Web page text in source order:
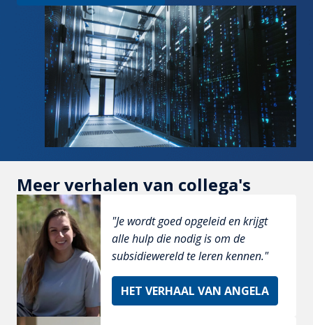
Meer verhalen van collega's
"Je wordt goed opgeleid en krijgt
alle hulp die nodig is om de
subsidiewereld te leren kennen."
HET VERHAAL VAN ANGELA